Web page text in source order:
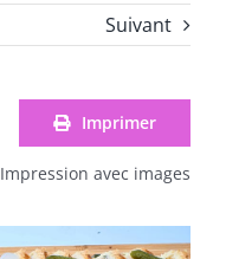
Suivant
Imprimer
Impression avec images